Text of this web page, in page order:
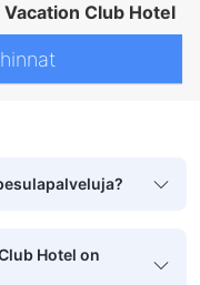
Club Hotel
Hotel on